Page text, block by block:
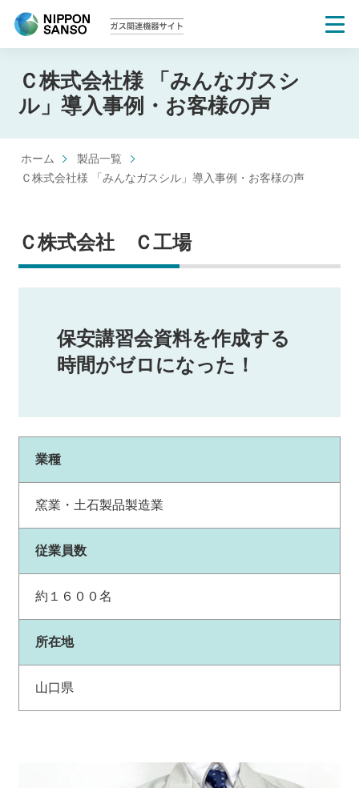
Ｃ株式会社様 「みんなガスシ
ル」導入事例・お客様の声
日本酸素ガス関連機器サイト
製品一覧
Ｃ株式会社様 「みんなガスシル」導入事例・お客様の声
Ｃ株式会社 Ｃ工場
保安講習会資料を作成する
時間がゼロになった！
業種
窯業・土石製品製造業
従業員数
約１６００名
所在地
山口県